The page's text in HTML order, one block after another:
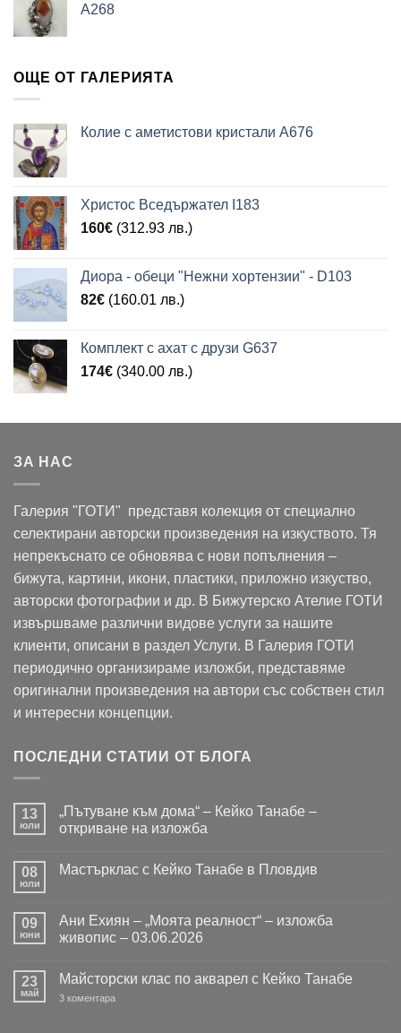
A268
ОЩЕ ОТ ГАЛЕРИЯТА
Колие с аметистови кристали А676
Христос Вседържател I183
160€ (312.93 лв.)
Диора - обеци "Нежни хортензии" - D103
82€ (160.01 лв.)
Комплект с ахат с друзи G637
174€ (340.00 лв.)
ЗА НАС
Галерия "ГОТИ" представя колекция от специално
селектирани авторски произведения на изкуството. Тя
непрекъснато се обновява с нови попълнения –
бижута, картини, икони, пластики, приложно изкуство,
авторски фотографии и др. В Бижутерско Ателие ГОТИ
извършваме различни видове услуги за нашите
клиенти, описани в раздел Услуги. В Галерия ГОТИ
периодично организираме изложби, представяме
оригинални произведения на автори със собствен стил
и интересни концепции.
ПОСЛЕДНИ СТАТИИ ОТ БЛОГА
13
юли
„Пътуване към дома“ – Кейко Танабе –
откриване на изложба
за
–
Кейко
Танабе
на
изложба
08
юли
Мастърклас с Кейко Танабе в Пловдив
Мастърклас
с
Кейко
Пловдив
09
юни
Ани Ехиян – „Моята реалност“ – изложба
живопис – 03.06.2026
за
Ехиян
23
май
Майсторски клас по акварел с Кейко Танабе
3 коментараза